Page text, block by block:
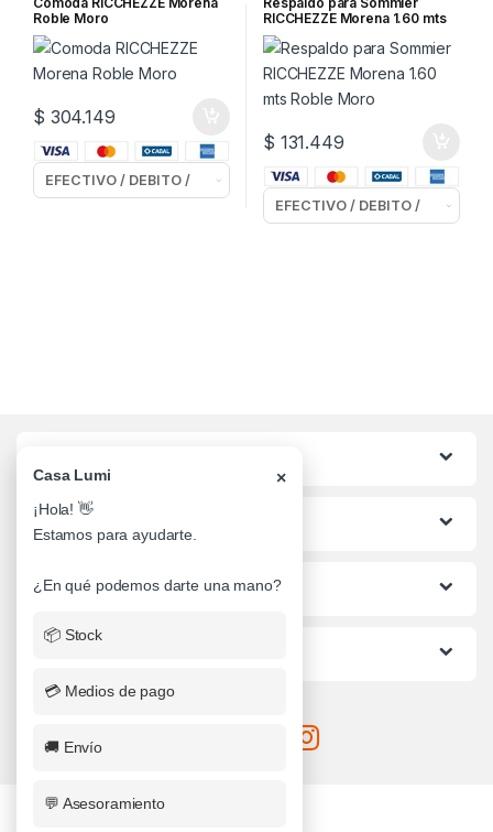
Roble Moro
$ 304.149
RICCHEZZE Morena 1.60 mts
Roble Moro
$ 131.449
Informacion al Cliente
Casa Lumi ×
¡Hola! 👋
Estamos para ayudarte.
¿En qué podemos darte una mano?
📦 Stock
💳 Medios de pago
🚚 Envío
💬 Asesoramiento